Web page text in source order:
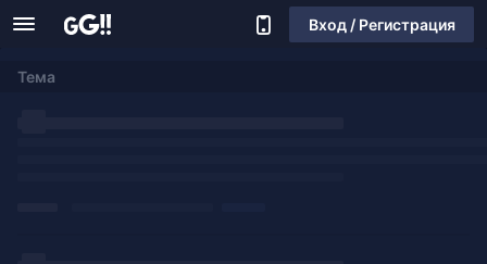
Вход / Регистрация
Тема